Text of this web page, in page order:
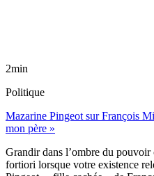
2min
Politique
Mazarine Pingeot sur François
mon père »
Grandir dans l’ombre du pouvoir
fortiori lorsque votre existence